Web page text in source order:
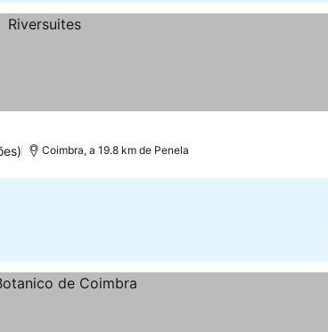
Coimbra, a 19.8 km de Penela